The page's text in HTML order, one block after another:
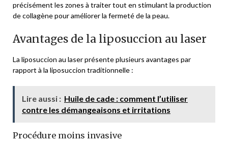
précisément les zones à traiter tout en stimulant la production
de collagène pour améliorer la fermeté de la peau.
Avantages de la liposuccion au laser
La liposuccion au laser présente plusieurs avantages par
rapport à la liposuccion traditionnelle :
Lire aussi : Huile de cade : comment l’utiliser
contre les démangeaisons et irritations
Procédure moins invasive